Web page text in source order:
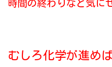
時間の終わりなど気に
むしろ化学が進め